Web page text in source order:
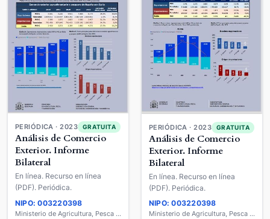
PERIÓDICA · 2023 GRATUITA
Análisis de Comercio
Exterior. Informe
Bilateral
En línea. Recurso en línea
(PDF). Periódica.
NIPO: 003220398
Ministerio de Agricultura, Pesca y Alimentación
PERIÓDICA · 2023 GRATUITA
Análisis de Comercio
Exterior. Informe
Bilateral
En línea. Recurso en línea
(PDF). Periódica.
NIPO: 003220398
Ministerio de Agricultura, Pesca y Alimentación